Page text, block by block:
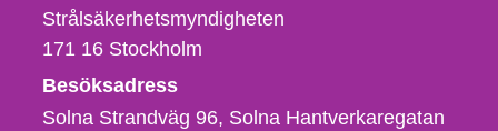
Strålsäkerhetsmyndigheten
171 16 Stockholm
Besöksadress
Solna Strandväg 96, Solna Hantverkaregatan